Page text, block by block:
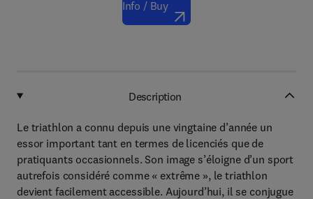
Info / Buy
Description
Le triathlon a connu depuis une vingtaine d’année un
essor important tant en termes de licenciés que de
pratiquants occasionnels. Son image s’éloigne d’un sport
autrefois considéré comme « extrême », le triathlon
devient facilement accessible. Aujourd’hui, il se conjugue